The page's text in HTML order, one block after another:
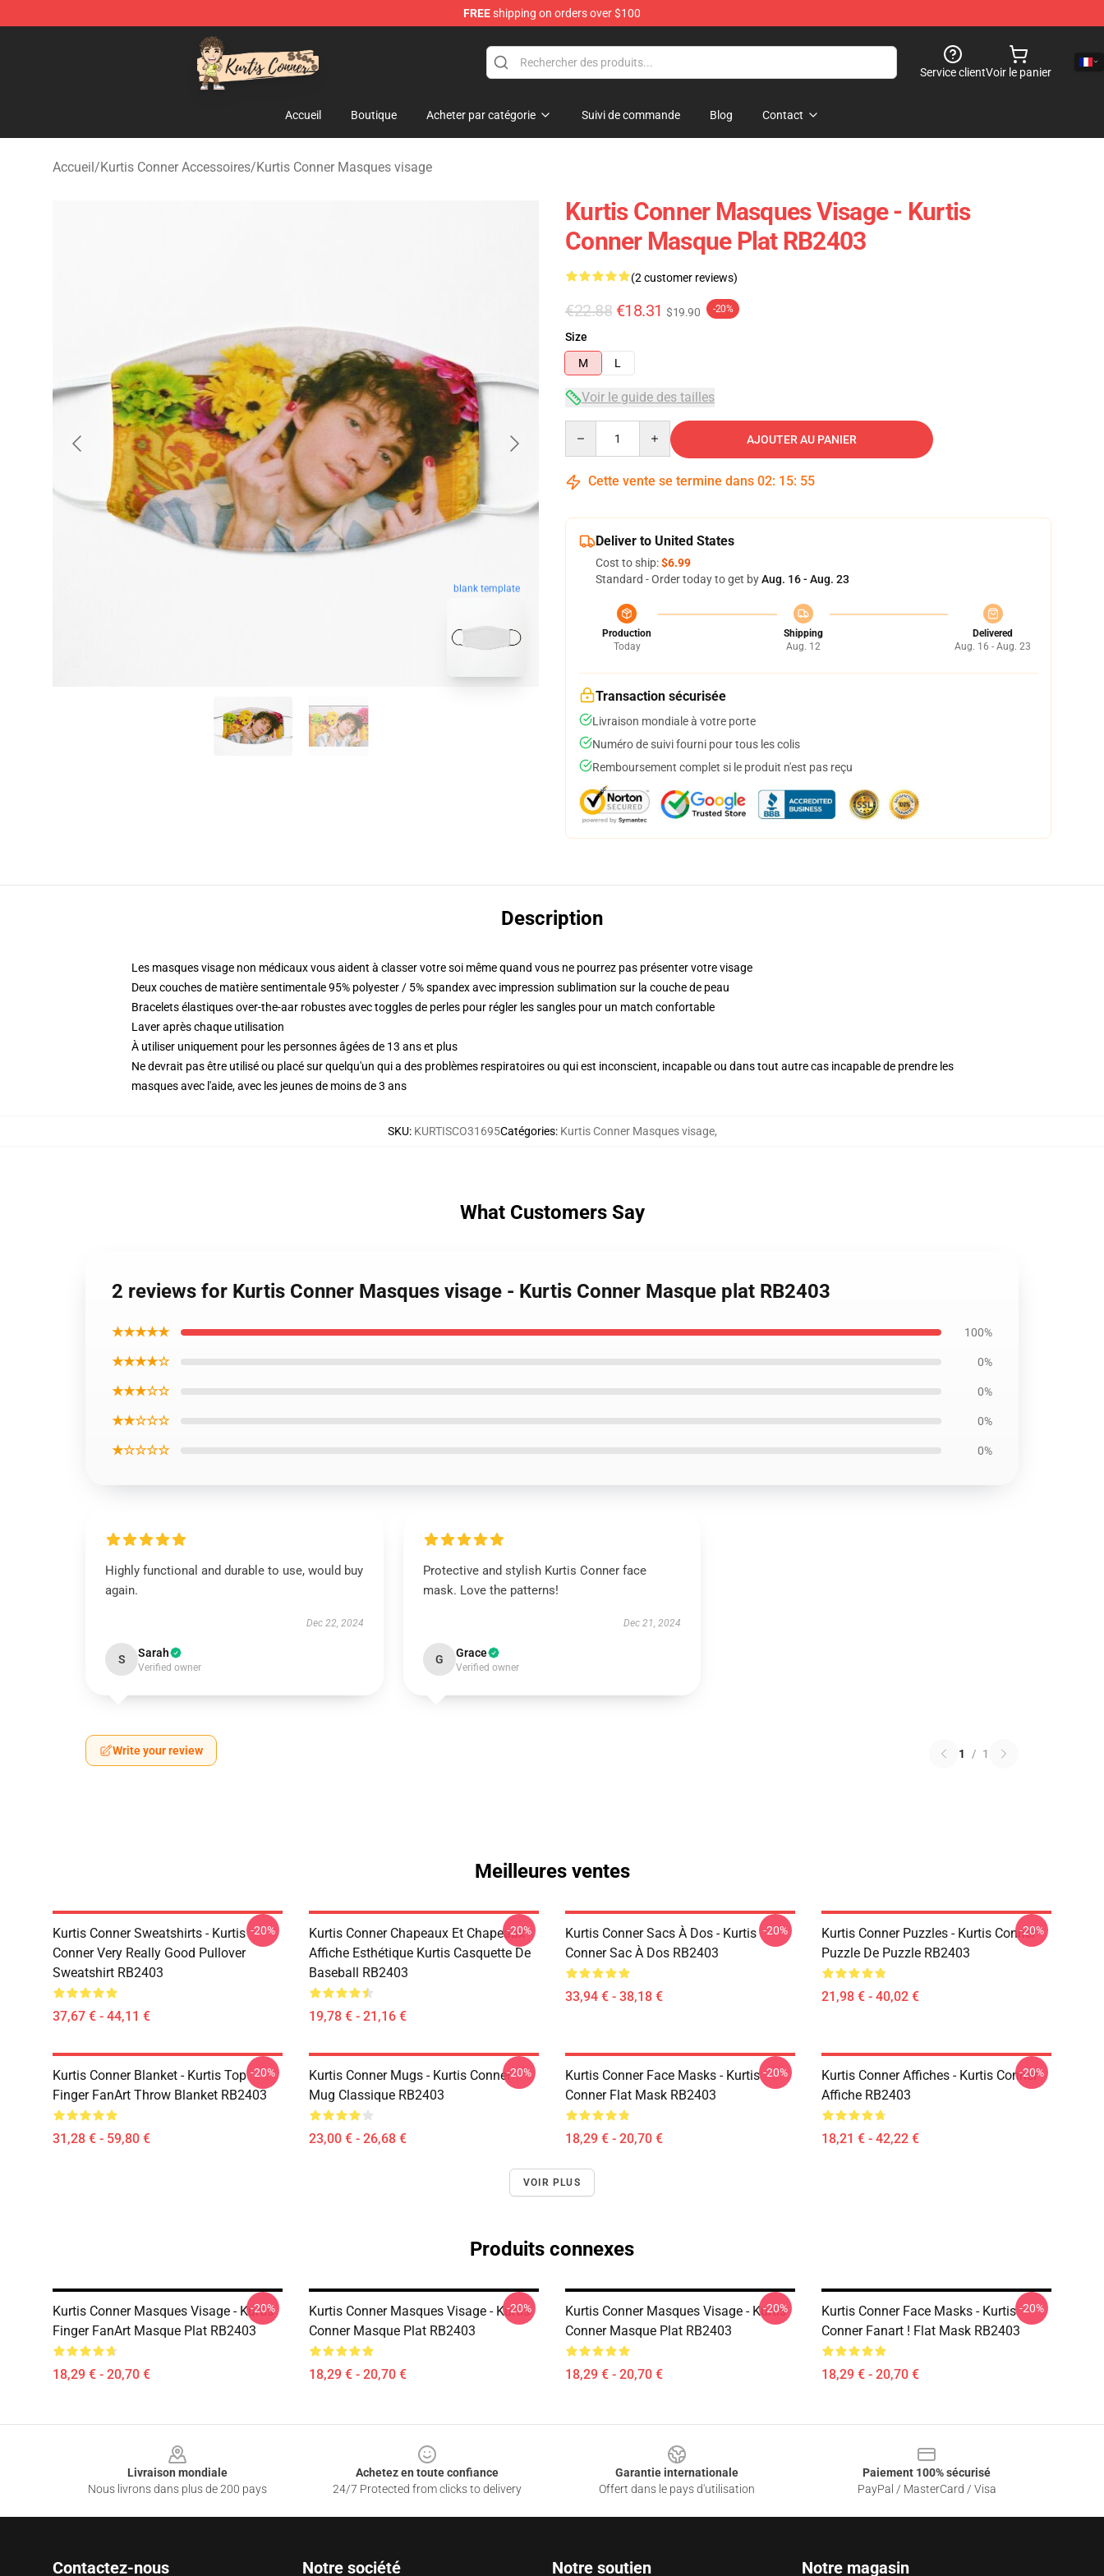
FREEshipping on orders over $100
Kurtis Conner Store - Official Kurtis Conner Merchandise Shop
Service clientVoir le panier
Accueil Boutique Acheter par catégorie Suivi de commande Blog Contact
Accueil/Kurtis Conner Accessoires/Kurtis Conner Masques visage
blank template
Kurtis Conner Masques Visage - Kurtis
Conner Masque Plat RB2403
(2 customer reviews)
€22.88 €18.31 $19.90 -20%
Size
M
L
Voir le guide des tailles
AJOUTER AU PANIER
Cette vente se termine dans 02: 15: 54
Deliver to United States
Cost to ship:$6.99
Standard - Order today to get byAug. 16 - Aug. 23
Production
Today
Shipping
Aug. 12
Delivered
Aug. 16 - Aug. 23
Transaction sécurisée
Livraison mondiale à votre porte
Numéro de suivi fourni pour tous les colis
Remboursement complet si le produit n'est pas reçu
Description
Les masques visage non médicaux vous aident à classer votre soi même quand vous ne pourrez pas présenter votre visage
Deux couches de matière sentimentale 95% polyester / 5% spandex avec impression sublimation sur la couche de peau
Bracelets élastiques over-the-aar robustes avec toggles de perles pour régler les sangles pour un match confortable
Laver après chaque utilisation
À utiliser uniquement pour les personnes âgées de 13 ans et plus
Ne devrait pas être utilisé ou placé sur quelqu'un qui a des problèmes respiratoires ou qui est inconscient, incapable ou dans tout autre cas incapable de prendre les
masques avec l'aide, avec les jeunes de moins de 3 ans
SKU: KURTISCO31695Catégories: Kurtis Conner Masques visage,
What Customers Say
2 reviews for Kurtis Conner Masques visage - Kurtis Conner Masque plat RB2403
★★★★★ 100%
★★★★☆ 0%
★★★☆☆ 0%
★★☆☆☆ 0%
★☆☆☆☆ 0%
Highly functional and durable to use, would buy
again.
Dec 22, 2024
S Sarah
Verified owner
Protective and stylish Kurtis Conner face
mask. Love the patterns!
Dec 21, 2024
G Grace
Verified owner
Write your review 1 / 1
Meilleures ventes
Kurtis Conner Sweatshirts - Kurtis
Conner Very Really Good Pullover
Sweatshirt RB2403
37,67 € - 44,11 €
-20%
Kurtis Conner Chapeaux Et Chapeaux -
Affiche Esthétique Kurtis Casquette De
Baseball RB2403
19,78 € - 21,16 €
-20%
Kurtis Conner Sacs À Dos - Kurtis
Conner Sac À Dos RB2403
33,94 € - 38,18 €
-20%
Kurtis Conner Puzzles - Kurtis Conner
Puzzle De Puzzle RB2403
21,98 € - 40,02 €
-20%
Kurtis Conner Blanket - Kurtis Top
Finger FanArt Throw Blanket RB2403
31,28 € - 59,80 €
-20%
Kurtis Conner Mugs - Kurtis Conner
Mug Classique RB2403
23,00 € - 26,68 €
-20%
Kurtis Conner Face Masks - Kurtis
Conner Flat Mask RB2403
18,29 € - 20,70 €
-20%
Kurtis Conner Affiches - Kurtis Conner
Affiche RB2403
18,21 € - 42,22 €
-20%
VOIR PLUS
Produits connexes
Kurtis Conner Masques Visage - Kurtis
Finger FanArt Masque Plat RB2403
18,29 € - 20,70 €
-20%
Kurtis Conner Masques Visage - Kurtis
Conner Masque Plat RB2403
18,29 € - 20,70 €
-20%
Kurtis Conner Masques Visage - Kurtis
Conner Masque Plat RB2403
18,29 € - 20,70 €
-20%
Kurtis Conner Face Masks - Kurtis
Conner Fanart ! Flat Mask RB2403
18,29 € - 20,70 €
-20%
Livraison mondiale
Nous livrons dans plus de 200 pays
Achetez en toute confiance
24/7 Protected from clicks to delivery
Garantie internationale
Offert dans le pays d'utilisation
Paiement 100% sécurisé
PayPal / MasterCard / Visa
Contactez-nous Notre société Notre soutien Notre magasin